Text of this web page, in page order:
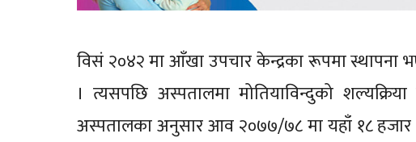
विसं २०४२ मा आँखा उपचार केन्द्रका रूपमा स्थापना
। त्यसपछि अस्पतालमा मोतियाविन्दुको
अस्पतालका अनुसार आव २०७७/७८ मा यहाँ १८